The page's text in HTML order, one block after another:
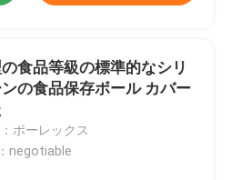
食品等級の標準的なシリ
の食品保存ボール カバー
ポーレックス
negotiable